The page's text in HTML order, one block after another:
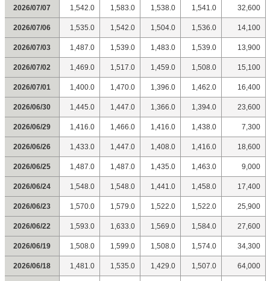
2026/07/07 1,542.0 1,583.0 1,538.0 1,541.0 32,600
2026/07/06 1,535.0 1,542.0 1,504.0 1,536.0 14,100
2026/07/03 1,487.0 1,539.0 1,483.0 1,539.0 13,900
2026/07/02 1,469.0 1,517.0 1,459.0 1,508.0 15,100
2026/07/01 1,400.0 1,470.0 1,396.0 1,462.0 16,400
2026/06/30 1,445.0 1,447.0 1,366.0 1,394.0 23,600
2026/06/29 1,416.0 1,466.0 1,416.0 1,438.0 7,300
2026/06/26 1,433.0 1,447.0 1,408.0 1,416.0 18,600
2026/06/25 1,487.0 1,487.0 1,435.0 1,463.0 9,000
2026/06/24 1,548.0 1,548.0 1,441.0 1,458.0 17,400
2026/06/23 1,570.0 1,579.0 1,522.0 1,522.0 25,900
2026/06/22 1,593.0 1,633.0 1,569.0 1,584.0 27,600
2026/06/19 1,508.0 1,599.0 1,508.0 1,574.0 34,300
2026/06/18 1,481.0 1,535.0 1,429.0 1,507.0 64,000